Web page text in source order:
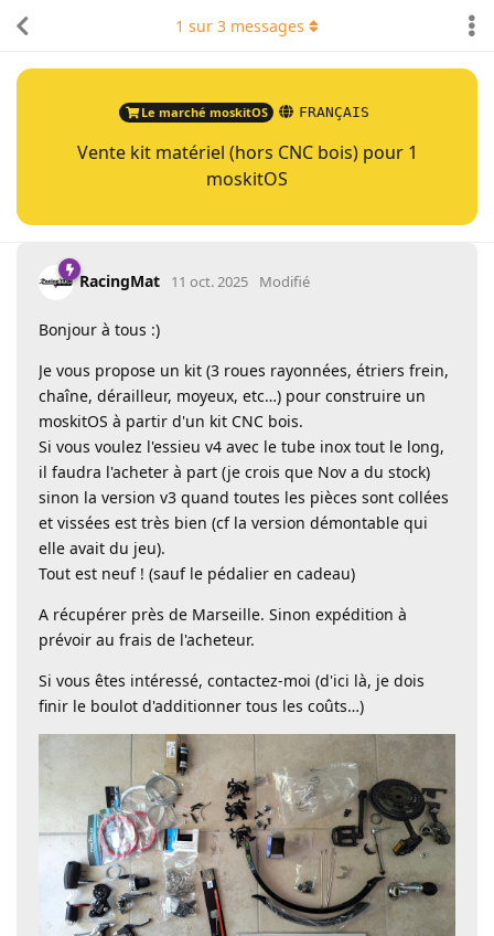
Le marché moskitOS FRANÇAIS
Vente kit matériel (hors CNC bois) pour 1
moskitOS
1 sur 3 messages
RacingMat 11 oct. 2025 Modifié
Bonjour à tous :)
Je vous propose un kit (3 roues rayonnées, étriers frein,
chaîne, dérailleur, moyeux, etc…) pour construire un
moskitOS à partir d'un kit CNC bois.
Si vous voulez l'essieu v4 avec le tube inox tout le long,
il faudra l'acheter à part (je crois que Nov a du stock)
sinon la version v3 quand toutes les pièces sont collées
et vissées est très bien (cf la version démontable qui
elle avait du jeu).
Tout est neuf ! (sauf le pédalier en cadeau)
A récupérer près de Marseille. Sinon expédition à
prévoir au frais de l'acheteur.
Si vous êtes intéressé, contactez-moi (d'ici là, je dois
finir le boulot d'additionner tous les coûts…)